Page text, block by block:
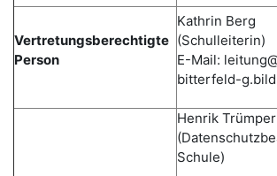
Vertretungsberechtigte
Person
Kathrin Berg
(Schulleiterin)
E-Mail:
bitterfeld-
Henrik Trümper
Schule)